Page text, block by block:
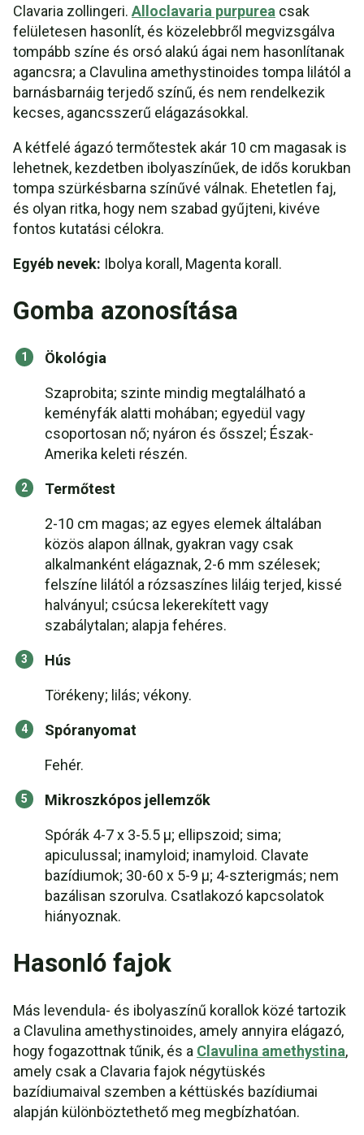
Clavaria zollingeri. Alloclavaria purpurea csak
felületesen hasonlít, és közelebbről megvizsgálva
tompább színe és orsó alakú ágai nem hasonlítanak
agancsra; a Clavulina amethystinoides tompa lilától a
barnásbarnáig terjedő színű, és nem rendelkezik
kecses, agancsszerű elágazásokkal.
A kétfelé ágazó termőtestek akár 10 cm magasak is
lehetnek, kezdetben ibolyaszínűek, de idős korukban
tompa szürkésbarna színűvé válnak. Ehetetlen faj,
és olyan ritka, hogy nem szabad gyűjteni, kivéve
fontos kutatási célokra.
Egyéb nevek: Ibolya korall, Magenta korall.
Gomba azonosítása
Ökológia
Szaprobita; szinte mindig megtalálható a
keményfák alatti mohában; egyedül vagy
csoportosan nő; nyáron és ősszel; Észak-
Amerika keleti részén.
Termőtest
2-10 cm magas; az egyes elemek általában
közös alapon állnak, gyakran vagy csak
alkalmanként elágaznak, 2-6 mm szélesek;
felszíne lilától a rózsaszínes liláig terjed, kissé
halványul; csúcsa lekerekített vagy
szabálytalan; alapja fehéres.
Hús
Törékeny; lilás; vékony.
Spóranyomat
Fehér.
Mikroszkópos jellemzők
Spórák 4-7 x 3-5.5 µ; ellipszoid; sima;
apiculussal; inamyloid; inamyloid. Clavate
bazídiumok; 30-60 x 5-9 µ; 4-szterigmás; nem
bazálisan szorulva. Csatlakozó kapcsolatok
hiányoznak.
Hasonló fajok
Más levendula- és ibolyaszínű korallok közé tartozik
a Clavulina amethystinoides, amely annyira elágazó,
hogy fogazottnak tűnik, és a Clavulina amethystina,
amely csak a Clavaria fajok négytüskés
bazídiumaival szemben a kéttüskés bazídiumai
alapján különböztethető meg megbízhatóan.